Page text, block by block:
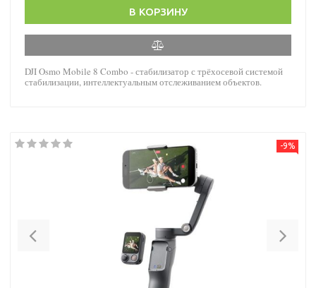
В КОРЗИНУ
DJI Osmo Mobile 8 Combo - стабилизатор с трёхосевой системой
стабилизации, интеллектуальным отслеживанием объектов.
-9%